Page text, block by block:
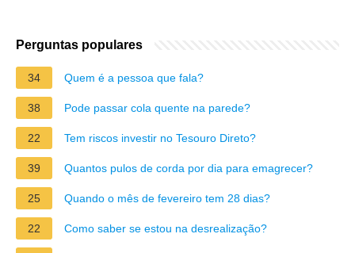
Perguntas populares
34 Quem é a pessoa que fala?
38 Pode passar cola quente na parede?
22 Tem riscos investir no Tesouro Direto?
39 Quantos pulos de corda por dia para emagrecer?
25 Quando o mês de fevereiro tem 28 dias?
22 Como saber se estou na desrealização?